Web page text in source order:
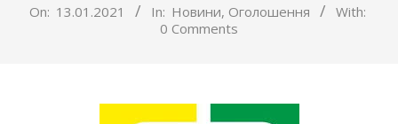
On: 13.01.2021 In: Новини, Оголошення
With:
0 Comments